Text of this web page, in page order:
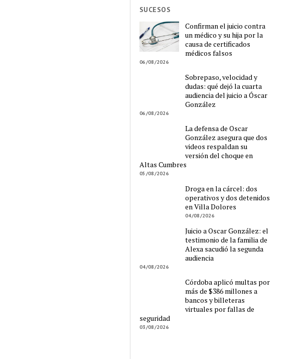
SUCESOS
Confirman el juicio contra
un médico y su hija por la
causa de certificados
médicos falsos
06/08/2026
Sobrepaso, velocidad y
dudas: qué dejó la cuarta
audiencia del juicio a Óscar
González
06/08/2026
La defensa de Oscar
González asegura que dos
videos respaldan su
versión del choque en
Altas Cumbres
05/08/2026
Droga en la cárcel: dos
operativos y dos detenidos
en Villa Dolores
04/08/2026
Juicio a Oscar González: el
testimonio de la familia de
Alexa sacudió la segunda
audiencia
04/08/2026
Córdoba aplicó multas por
más de $386 millones a
bancos y billeteras
virtuales por fallas de
seguridad
03/08/2026